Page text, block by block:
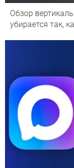
Обзор
убирается так,